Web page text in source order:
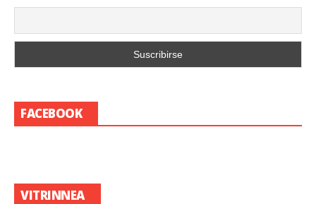
FACEBOOK
VITRINNEA